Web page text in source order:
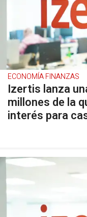
ECONOMÍA FINANZAS
Izertis lanza
millones de la
interés para